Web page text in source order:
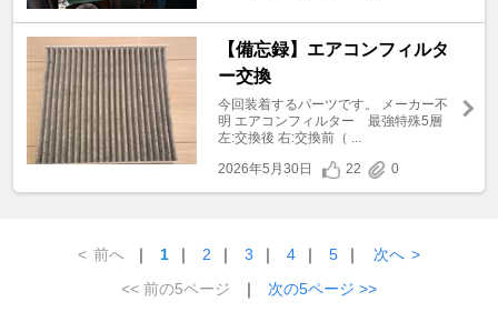
【備忘録】エアコンフィルタ
ー交換
今回装着するパーツです。 メーカー不
明 エアコンフィルター 最強特殊5層
左:交換後 右:交換前（ ...
2026年5月30日
22 0
< 前へ ｜ 1 ｜ 2 ｜ 3 ｜ 4 ｜ 5 ｜ 次へ >
<< 前の5ページ
｜ 次の5ページ >>